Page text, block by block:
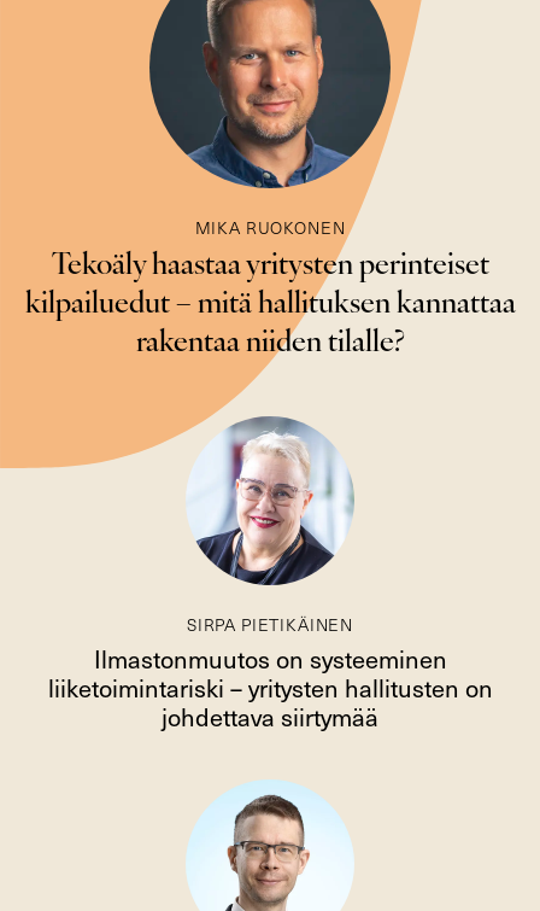
MIKA RUOKONEN
Tekoäly haastaa yritysten perinteiset
kilpailuedut – mitä hallituksen kannattaa
rakentaa niiden tilalle?
SIRPA PIETIKÄINEN
Ilmastonmuutos on systeeminen
liiketoimintariski – yritysten hallitusten on
johdettava siirtymää